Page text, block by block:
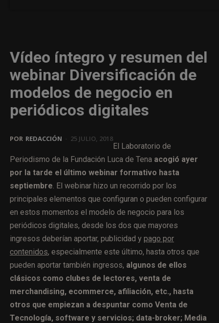
Vídeo íntegro y resumen del
webinar Diversificación de
modelos de negocio en
periódicos digitales
POR REDACCIÓN 25 JULIO, 2018
El Laboratorio de
Periodismo de la Fundación Luca de Tena acogió ayer
por la tarde el último webinar formativo hasta
septiembre . El webinar hizo un recorrido por los
principales elementos que configuran o pueden configurar
en estos momentos el modelo de negocio para los
periódicos digitales, desde los dos que mayores
ingresos deberían aportar, publicidad y pago por
contenidos, especialmente este último, hasta otros que
pueden aportar también ingresos, algunos de ellos
clásicos como clubes de lectores, venta de
merchandising, ecommerce, afiliación, etc., hasta
otros que empiezan a despuntar como Venta de
Tecnología, software y servicios; data-broker; Media